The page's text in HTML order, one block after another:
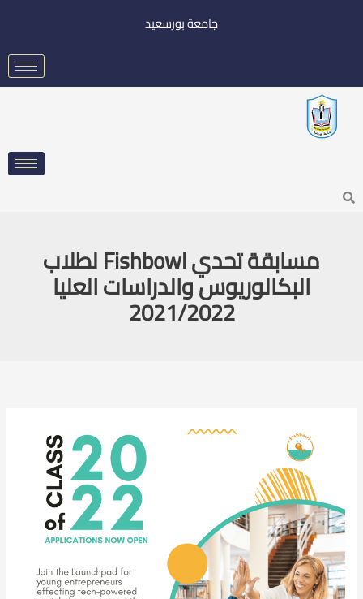
جامعة بورسعيد
Search
مسابقة تحدي Fishbowl لطلاب
البكالوريوس والدراسات العليا
2021/2022